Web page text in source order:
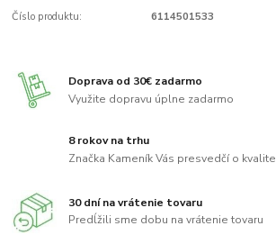
Číslo produktu: 6114501533
Doprava od 30€ zadarmo
Využite dopravu úplne zadarmo
8 rokov na trhu
Značka Kameník Vás presvedčí o kvalite
30 dní na vrátenie tovaru
Predĺžili sme dobu na vrátenie tovaru